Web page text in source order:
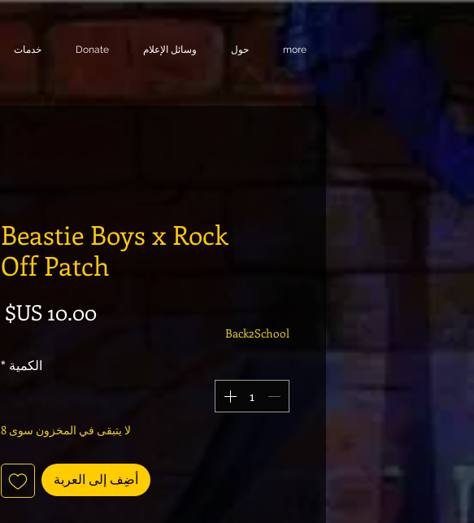
خدمات Donate وسائل الإعلام حول more
Beastie Boys x Rock
Off Patch
Back2School
الكمية *
لا يتبقى في المخزون سوى 8
أضِف إلى العربة